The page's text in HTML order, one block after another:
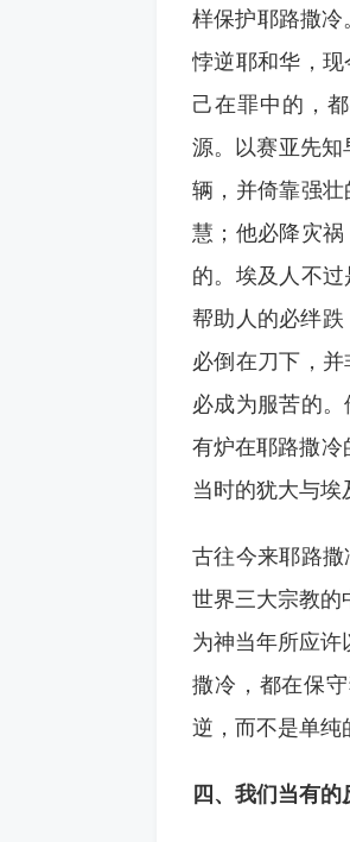
样保护耶路撒冷
悖逆耶和华，
己在罪中的，
源。以赛亚先知
辆，并倚靠强
慧；他必降灾
的。埃及人不
帮助人的必绊跌
必倒在刀下，
必成为服苦的
有炉在耶路撒冷
当时的犹大与埃
古往今来耶路
世界三大宗教的
为神当年所应许
撒冷，都在保
逆，而不是单纯
四、我们当有的